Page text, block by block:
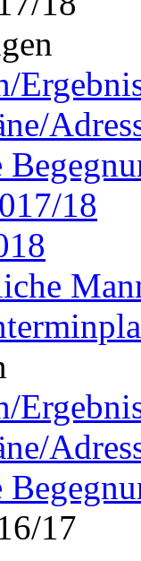
18
17